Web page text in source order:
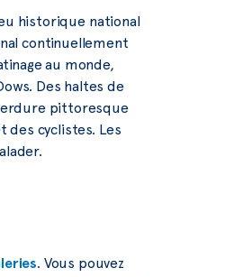
historique national
continuellement
au monde,
Des haltes de
pittoresque
cyclistes. Les
. Vous pouvez